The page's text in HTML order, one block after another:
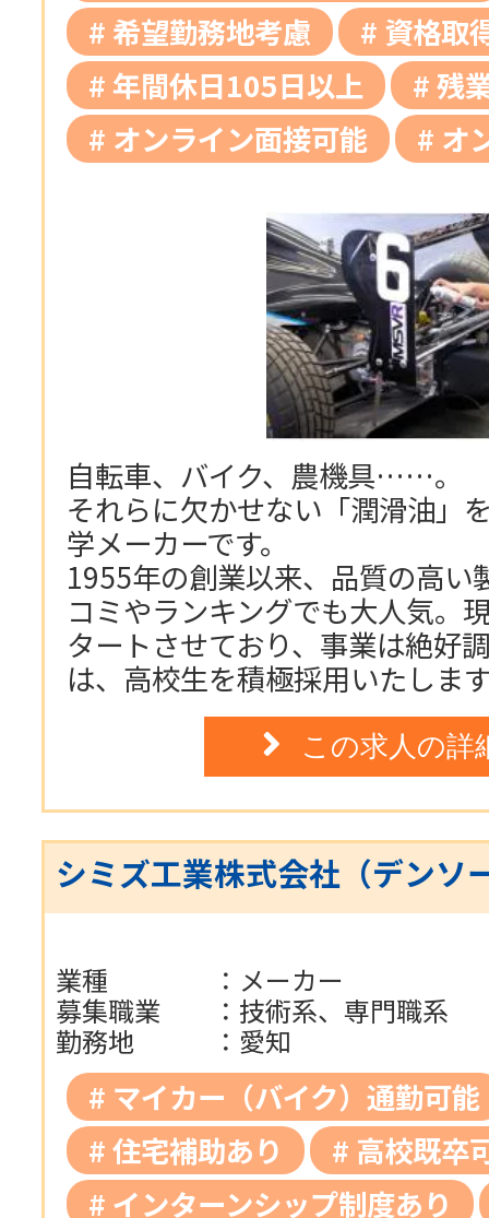
希望勤務地考慮
資格取
年間休日105日以上
残
オンライン面接可能
オ
自転車、バイク、農機具……。
それらに欠かせない「潤滑油」
学メーカーです。
1955年の創業以来、品質の高い
コミやランキングでも大人気。
タートさせており、事業は絶好
は、高校生を積極採用いたしま
この求人の詳
シミズ工業株式会社（デンソ
業種 ： メーカー
募集職業
： 技術系、専門職系
勤務地
： 愛知
マイカー（バイク）通勤可能
住宅補助あり
高校既卒
インターンシップ制度あり